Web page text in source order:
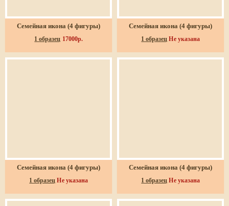
Семейная икона (4 фигуры)
1 образец 17000р.
Семейная икона (4 фигуры)
1 образец Не указана
Семейная икона (4 фигуры)
1 образец Не указана
Семейная икона (4 фигуры)
1 образец Не указана